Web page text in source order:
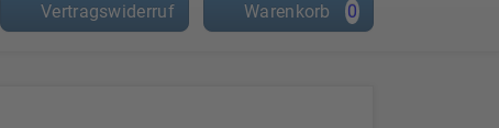
Vertragswiderruf Warenkorb 0